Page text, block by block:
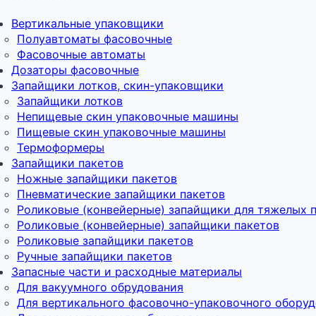
Вертикальные упаковщики
Полуавтоматы фасовочные
Фасовочные автоматы
Дозаторы фасовочные
Запайщики лотков, скин-упаковщики
Запайщики лотков
Непищевые скин упаковочные машины
Пищевые скин упаковочные машины
Термоформеры
Запайщики пакетов
Ножные запайщики пакетов
Пневматические запайщики пакетов
Роликовые (конвейерные) запайщики для тяжелых
Роликовые (конвейерные) запайщики пакетов
Роликовые запайщики пакетов
Ручные запайщики пакетов
Запасные части и расходные материалы
Для вакуумного обрудования
Для вертикального фасовочно-упаковочного